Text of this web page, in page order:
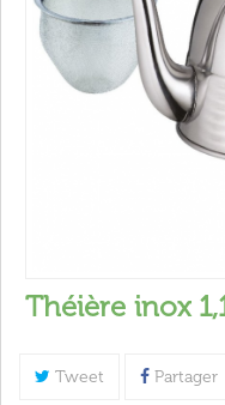
Théière inox
Tweet Partager